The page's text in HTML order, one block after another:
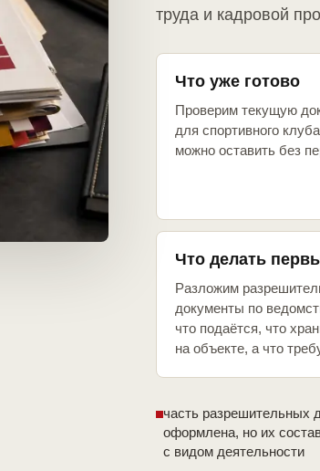
труда и кадровой
Что уже готово
Проверим текущую
для спортивного
можно оставить без
Что делать
Разложим
документы по
что подаётся, что
на объекте, а что
часть разрешительных
оформлена, но их
с видом деятельности